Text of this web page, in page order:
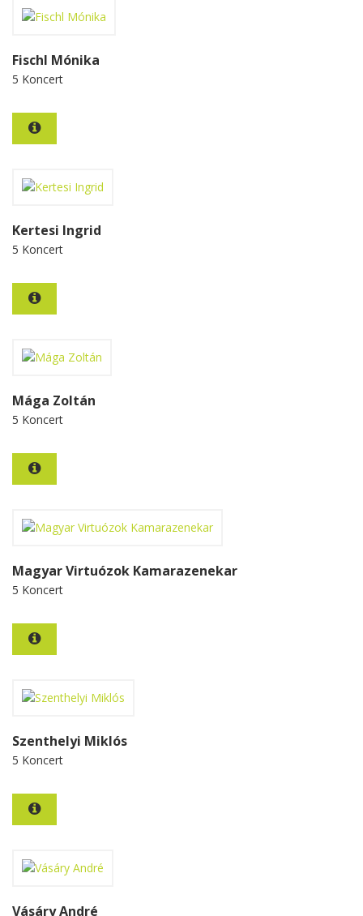
Fischl Mónika
5 Koncert
Kertesi Ingrid
5 Koncert
Mága Zoltán
5 Koncert
Magyar Virtuózok Kamarazenekar
5 Koncert
Szenthelyi Miklós
5 Koncert
Vásáry André